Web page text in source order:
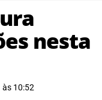
nesta
às 10:52